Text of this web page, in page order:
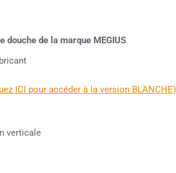
douche de la marque MEGIUS
ICI pour accéder à la version BLANCHE)
verticale